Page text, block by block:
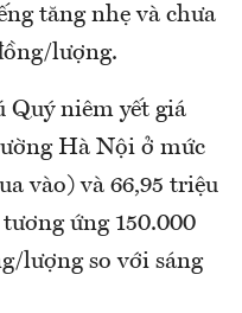
tăng nhẹ và chưa
lượng.
Quý niêm yết giá
Hà Nội ở mức
vào) và 66,95 triệu
ứng 150.000
lượng so với sáng